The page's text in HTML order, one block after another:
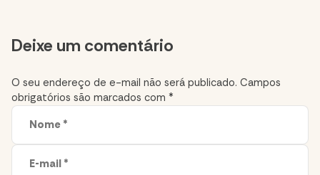
Comment
section
Deixe um comentário
O seu endereço de e-mail não será publicado. Campos
obrigatórios são marcados com *